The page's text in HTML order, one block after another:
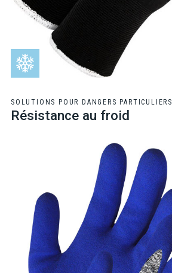
SOLUTIONS POUR DANGERS PARTICULIERS
Résistance au froid